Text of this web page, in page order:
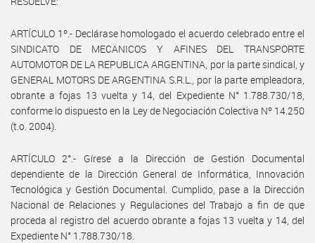
ARTÍCULO 1º.- Declárase homologado el acuerdo celebrado entre el
SINDICATO DE MECANICOS Y AFINES DEL TRANSPORTE
AUTOMOTOR DE LA REPUBLICA ARGENTINA, por la parte sindical, y
GENERAL MOTORS DE ARGENTINA S.R.L., por la parte empleadora,
obrante a fojas 13 vuelta y 14, del Expediente N° 1.788.730/18,
conforme lo dispuesto en la Ley de Negociación Colectiva Nº 14.250
(t.o. 2004).
ARTÍCULO 2°.- Gírese a la Dirección de Gestión Documental
dependiente de la Dirección General de Informática, Innovación
Tecnológica y Gestión Documental. Cumplido, pase a la Dirección
Nacional de Relaciones y Regulaciones del Trabajo a fin de que
proceda al registro del acuerdo obrante a fojas 13 vuelta y 14, del
Expediente N° 1.788.730/18.